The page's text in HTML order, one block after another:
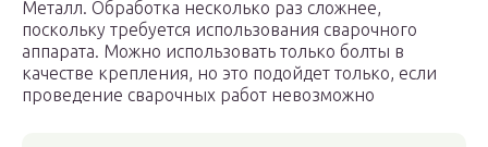
Металл. Обработка несколько раз сложнее,
поскольку требуется использования сварочного
аппарата. Можно использовать только болты в
качестве крепления, но это подойдет только, если
проведение сварочных работ невозможно